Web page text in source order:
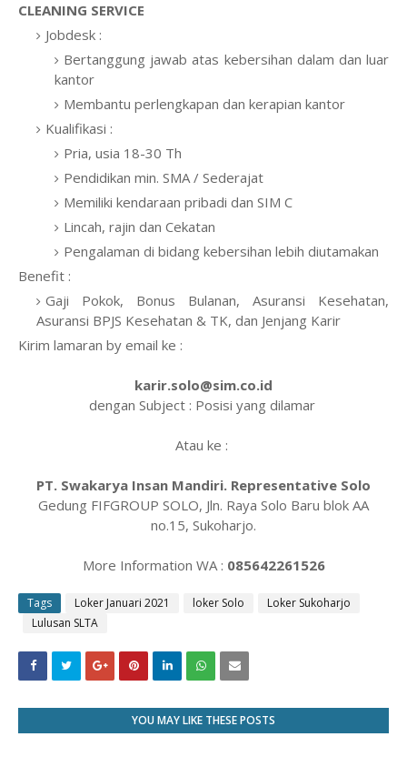
CLEANING SERVICE
Jobdesk :
Bertanggung jawab atas kebersihan dalam dan luar
kantor
Membantu perlengkapan dan kerapian kantor
Kualifikasi :
Pria, usia 18-30 Th
Pendidikan min. SMA / Sederajat
Memiliki kendaraan pribadi dan SIM C
Lincah, rajin dan Cekatan
Pengalaman di bidang kebersihan lebih diutamakan
Benefit :
Gaji Pokok, Bonus Bulanan, Asuransi Kesehatan,
Asuransi BPJS Kesehatan & TK, dan Jenjang Karir
Kirim lamaran by email ke :
karir.solo@sim.co.id
dengan Subject : Posisi yang dilamar
Atau ke :
PT. Swakarya Insan Mandiri. Representative Solo
Gedung FIFGROUP SOLO, Jln. Raya Solo Baru blok AA
no.15, Sukoharjo.
More Information WA : 085642261526
Tags Loker Januari 2021 loker Solo
Loker Sukoharjo
Lulusan SLTA
YOU MAY LIKE THESE POSTS